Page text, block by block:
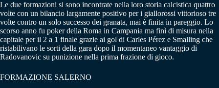
Le due formazioni si sono incontrate nella loro storia calcistica quattro
volte con un bilancio largamente positivo per i giallorossi vittorioso tre
volte contro un solo successo dei granata, mai è finita in pareggio. Lo
scorso anno fu poker della Roma in Campania ma finì di misura nella
capitale per il 2 a 1 finale grazie ai gol di Carles Pérez e Smalling che
ristabilivano le sorti della gara dopo il momentaneo vantaggio di
Radovanovic su punizione nella prima frazione di gioco.
FORMAZIONE SALERNO